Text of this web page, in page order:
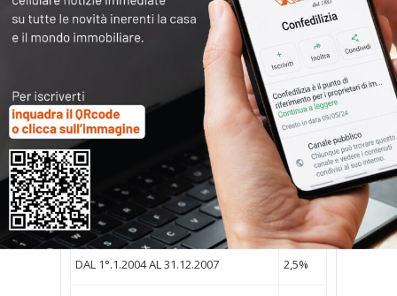
DAL 21.4.1942 AL 15.12.1990
5%
DAL 16.12.1990 AL 31.12.1996 10%
DAL 1°.1.1997 AL 31.12.1998 5%
DAL 1°.1.1999 AL 31.12.2000 2,5%
DAL 1°.1.2001 AL 31.12.2001 3,5%
DAL 1°.1.2002 AL 31.12.2003 3%
DAL 1°.1.2004 AL 31.12.2007 2,5%